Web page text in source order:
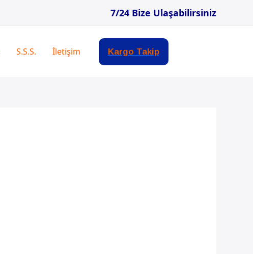
7/24 Bize Ulaşabilirsiniz
S.S.S. İletişim Kargo Takip